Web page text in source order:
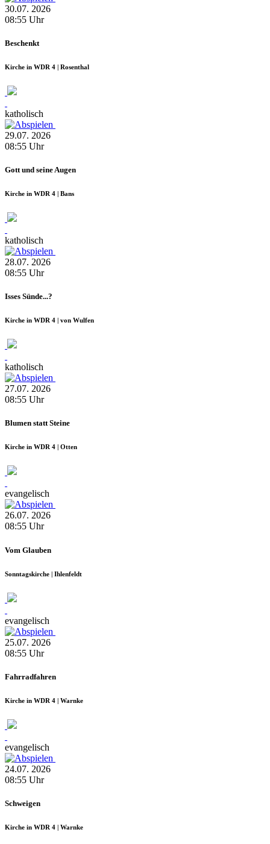
30.07. 2026
08:55 Uhr
Beschenkt
Kirche in WDR 4 | Rosenthal
katholisch
29.07. 2026
08:55 Uhr
Gott und seine Augen
Kirche in WDR 4 | Bans
katholisch
28.07. 2026
08:55 Uhr
Isses Sünde...?
Kirche in WDR 4 | von Wulfen
katholisch
27.07. 2026
08:55 Uhr
Blumen statt Steine
Kirche in WDR 4 | Otten
evangelisch
26.07. 2026
08:55 Uhr
Vom Glauben
Sonntagskirche | Ihlenfeldt
evangelisch
25.07. 2026
08:55 Uhr
Fahrradfahren
Kirche in WDR 4 | Warnke
evangelisch
24.07. 2026
08:55 Uhr
Schweigen
Kirche in WDR 4 | Warnke